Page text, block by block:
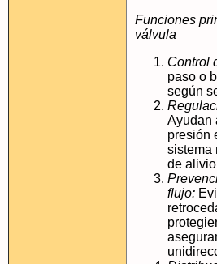
Funciones
válvula
Control
paso o
según
Ayudan
presión
sistema
de
flujo: